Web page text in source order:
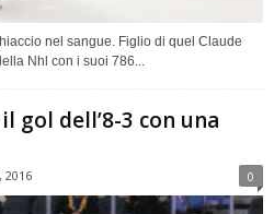
nel sangue. Figlio di quel Claude
Nhl con i suoi 786...
gol dell’8-3 con una
2016 0